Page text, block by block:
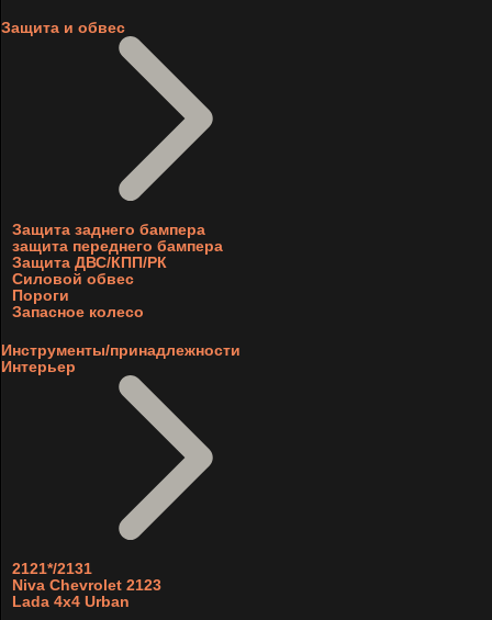
Защита и обвес
Защита заднего бампера
защита переднего бампера
Защита ДВС/КПП/РК
Силовой обвес
Пороги
Запасное колесо
Инструменты/принадлежности
Интерьер
2121*/2131
Niva Chevrolet 2123
Lada 4x4 Urban